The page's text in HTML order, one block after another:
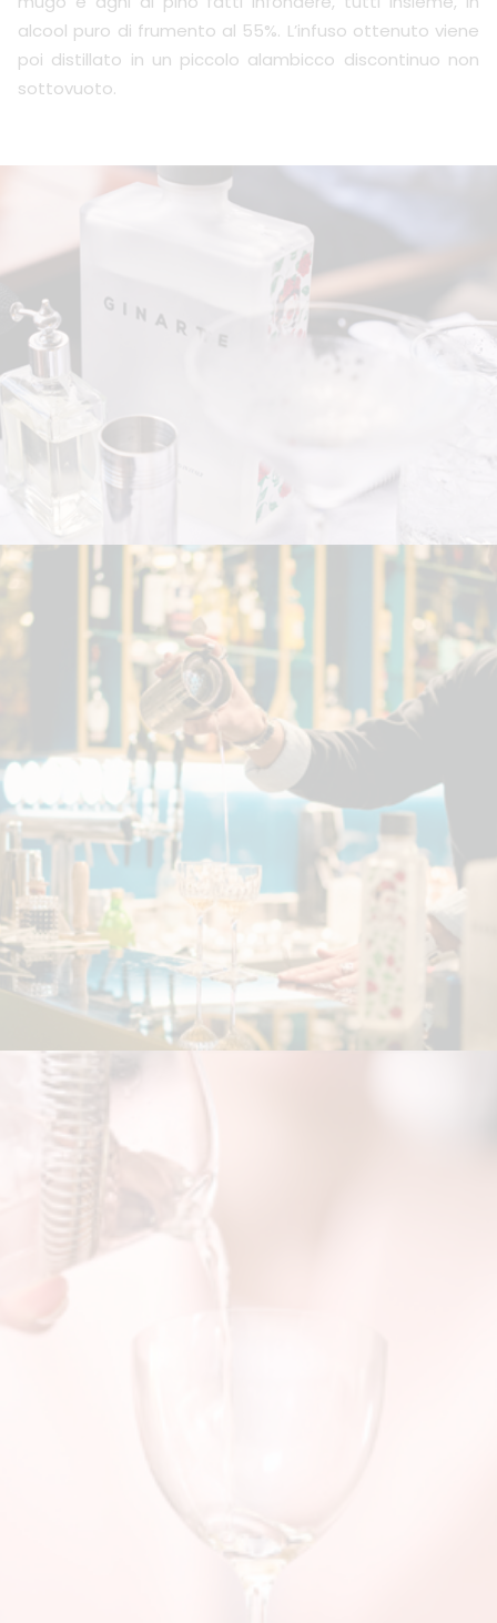
alcool puro di frumento al 55%. L’infuso ottenuto viene
poi distillato in un piccolo alambicco discontinuo non
sottovuoto.